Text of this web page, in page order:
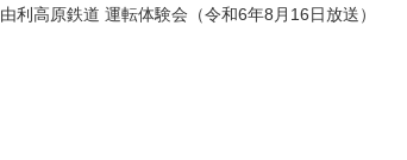
由利高原鉄道 運転体験会（令和6年8月16日放送）